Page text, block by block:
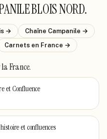
BLOIS NORD.
→ Chaîne Campanile →
Carnets en France →
France.
et Confluence
et confluences